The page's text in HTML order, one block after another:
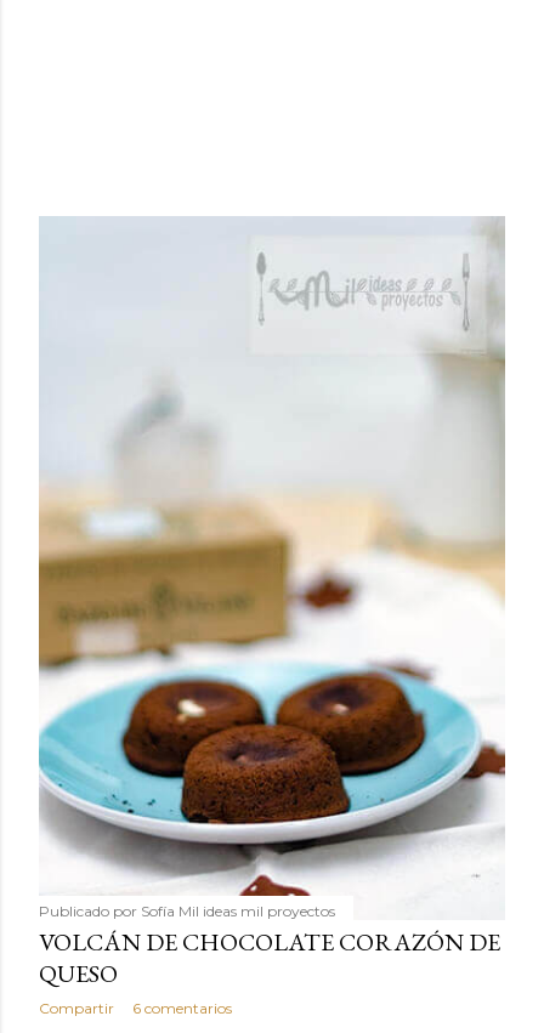
Publicado por Sofía Mil ideas mil proyectos
VOLCÁN DE CHOCOLATE CORAZÓN DE
QUESO
Compartir 6 comentarios